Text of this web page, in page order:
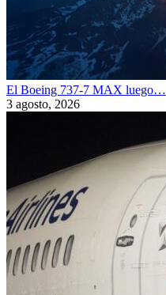
El Boeing 737-7 MAX luego…
3 agosto, 2026